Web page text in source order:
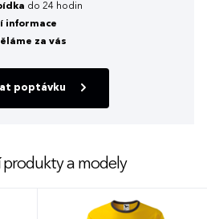
do 24 hodin
informace
za vás
poptávku
produkty a modely